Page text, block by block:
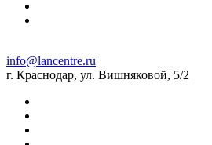
info@lancentre.ru
г. Краснодар, ул. Вишняковой, 5/2